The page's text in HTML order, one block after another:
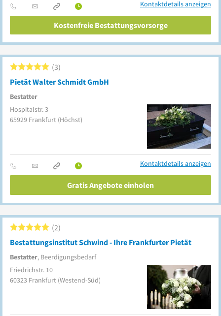
Kontaktdetails anzeigen
Kostenfreie Bestattungsvorsorge
Pietät Walter Schmidt GmbH
Bestatter
3
Hospitalstr. 3
65929 Frankfurt (Höchst)
Kontaktdetails anzeigen
Gratis Angebote einholen
Bestattungsinstitut Schwind - Ihre Frankfurter Pietät
Bestatter, Beerdigungsbedarf
2
Friedrichstr. 10
60323 Frankfurt (Westend-Süd)